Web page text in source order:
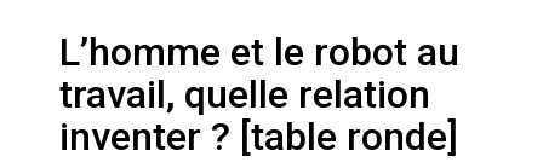
Pourquoi les études qui
prévoient la fin de l’emploi « à
cause » de l’IA se plantent-
elles toujours ?
Le consultant : une lecture
sociologique
L’homme et le robot au
travail, quelle relation
inventer ? [table ronde]